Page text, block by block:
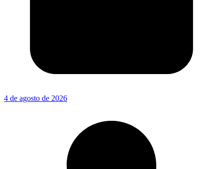
4 de agosto de 2026